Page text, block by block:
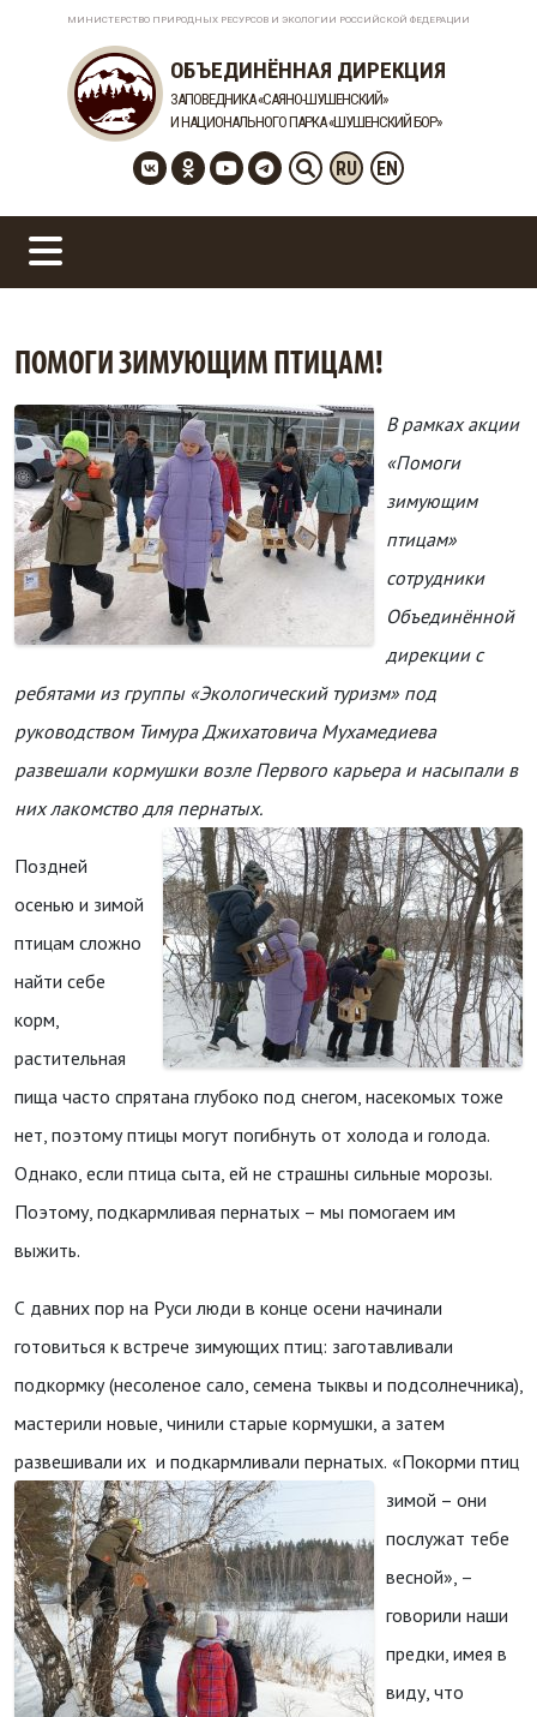
МИНИСТЕРСТВО ПРИРОДНЫХ РЕСУРСОВ И ЭКОЛОГИИ РОССИЙСКОЙ ФЕДЕРАЦИИ
ОБЪЕДИНЁННАЯ ДИРЕКЦИЯ
ЗАПОВЕДНИКА «САЯНО-ШУШЕНСКИЙ»
И НАЦИОНАЛЬНОГО ПАРКА «ШУШЕНСКИЙ БОР»
RU EN
ПОМОГИ ЗИМУЮЩИМ ПТИЦАМ!
В рамках акции
«Помоги
зимующим
птицам»
сотрудники
Объединённой
дирекции с
ребятами из группы «Экологический туризм» под
руководством Тимура Джихатовича Мухамедиева
развешали кормушки возле Первого карьера и насыпали в
них лакомство для пернатых.
Поздней
осенью и зимой
птицам сложно
найти себе
корм,
растительная
пища часто спрятана глубоко под снегом, насекомых тоже
нет, поэтому птицы могут погибнуть от холода и голода.
Однако, если птица сыта, ей не страшны сильные морозы.
Поэтому, подкармливая пернатых – мы помогаем им
выжить.
С давних пор на Руси люди в конце осени начинали
готовиться к встрече зимующих птиц: заготавливали
подкормку (несоленое сало, семена тыквы и подсолнечника),
мастерили новые, чинили старые кормушки, а затем
развешивали их и подкармливали пернатых. «Покорми птиц
зимой – они
послужат тебе
весной», –
говорили наши
предки, имея в
виду, что